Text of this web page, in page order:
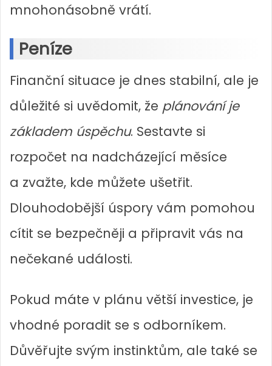
mnohonásobně vrátí.
Peníze
Finanční situace je dnes stabilní, ale je
důležité si uvědomit, že plánování je
základem úspěchu. Sestavte si
rozpočet na nadcházející měsíce
a zvažte, kde můžete ušetřit.
Dlouhodobější úspory vám pomohou
cítit se bezpečněji a připravit vás na
nečekané události.
Pokud máte v plánu větší investice, je
vhodné poradit se s odborníkem.
Důvěřujte svým instinktům, ale také se